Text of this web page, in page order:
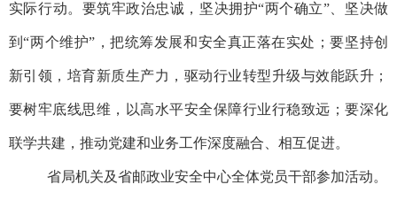
实际行动。要筑牢政治忠诚，坚决拥护“两个确立”、坚决做
到“两个维护”，把统筹发展和安全真正落在实处；要坚持创
新引领，培育新质生产力，驱动行业转型升级与效能跃升；
要树牢底线思维，以高水平安全保障行业行稳致远；要深化
联学共建，推动党建和业务工作深度融合、相互促进。
省局机关及省邮政业安全中心全体党员干部参加活动。